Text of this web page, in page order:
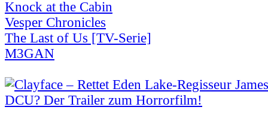
Knock at the Cabin
Vesper Chronicles
The Last of Us [TV-Serie]
M3GAN